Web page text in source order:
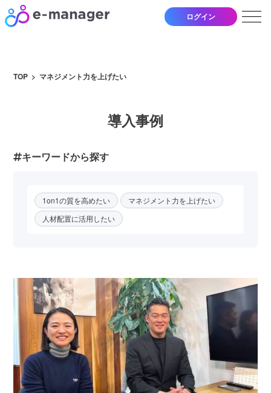
ログイン
TOP マネジメント力を上げたい
導入事例
キーワードから探す
1on1の質を高めたい
マネジメント力を上げたい
人材配置に活用したい